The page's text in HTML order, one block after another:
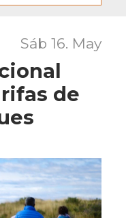
Sáb 16. May
de